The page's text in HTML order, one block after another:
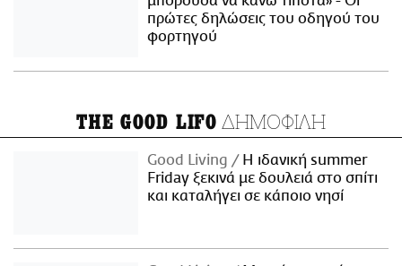
πρώτες δηλώσεις του οδηγού του
φορτηγού
THE GOOD LIFO ΔΗΜΟΦΙΛΗ
Good Living
Η ιδανική summer
Friday ξεκινά με δουλειά στο σπίτι
και καταλήγει σε κάποιο νησί